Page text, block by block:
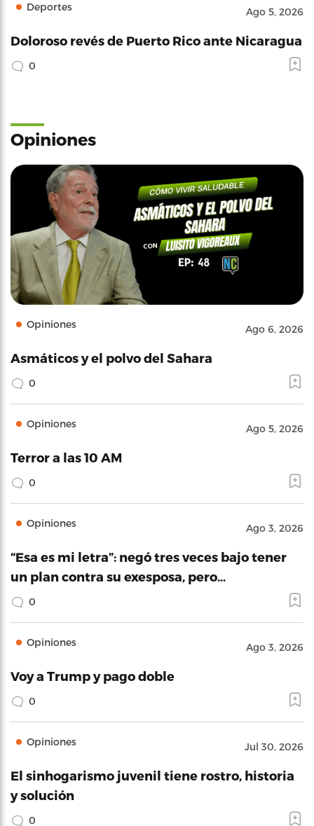
Deportes Ago 5, 2026
Doloroso revés de Puerto Rico ante Nicaragua
0
Opiniones
Opiniones Ago 6, 2026
Asmáticos y el polvo del Sahara
0
Opiniones Ago 5, 2026
Terror a las 10 AM
0
Opiniones Ago 3, 2026
“Esa es mi letra”: negó tres veces bajo tener
un plan contra su exesposa, pero…
0
Opiniones Ago 3, 2026
Voy a Trump y pago doble
0
Opiniones Jul 30, 2026
El sinhogarismo juvenil tiene rostro, historia
y solución
0